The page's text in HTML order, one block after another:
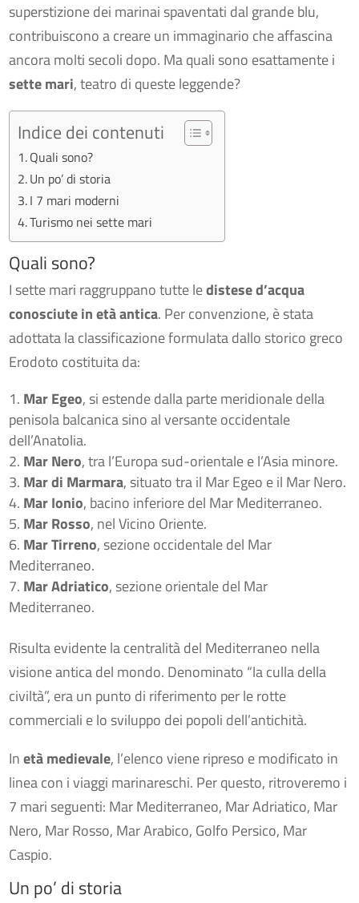
superstizione dei marinai spaventati dal grande blu,
contribuiscono a creare un immaginario che affascina
ancora molti secoli dopo. Ma quali sono esattamente i
sette mari, teatro di queste leggende?
Indice dei contenuti
Quali sono?
Un po’ di storia
I 7 mari moderni
Turismo nei sette mari
Quali sono?
I sette mari raggruppano tutte ledistese d’acqua
conosciute in età antica. Per convenzione, è stata
adottata la classificazione formulata dallo storico greco
Erodoto costituita da:
Mar Egeo, si estende dalla parte meridionale della
penisola balcanica sino al versante occidentale
dell’Anatolia.
Mar Nero, tra l’Europa sud-orientale e l’Asia minore.
Mar di Marmara, situato tra il Mar Egeo e il Mar Nero.
Mar Ionio, bacino inferiore del Mar Mediterraneo.
Mar Rosso, nel Vicino Oriente.
Mar Tirreno, sezione occidentale del Mar
Mediterraneo.
Mar Adriatico, sezione orientale del Mar
Mediterraneo.
Risulta evidente la centralità del Mediterraneo nella
visione antica del mondo. Denominato “la culla della
civiltà”, era un punto di riferimento per le rotte
commerciali e lo sviluppo dei popoli dell’antichità.
Inetà medievale, l’elenco viene ripreso e modificato in
linea con i viaggi marinareschi. Per questo, ritroveremo i
7 mari seguenti: Mar Mediterraneo, Mar Adriatico, Mar
Nero, Mar Rosso, Mar Arabico, Golfo Persico, Mar
Caspio.
Un po’ di storia